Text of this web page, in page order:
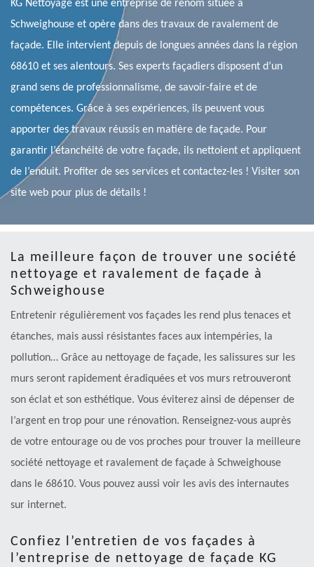
KG Nettoyage est une entreprise de renom située à
Schweighouse et opère dans des travaux de ravalement de
façade. Elle intervient depuis de longues années dans la région
68610 et ses alentours. Ses experts façadiers disposent d’un
grand sens de professionnalisme, de savoir-faire et de
compétences. Grâce à ses expériences, ils peuvent vous
apporter des travaux réussis en matière de façade. Pour
garantir l’étanchéité de votre façade, ils nettoient et appliquent
de l’enduit. Profiter de ses services et contactez-les ! Visiter son
site web pour plus de détails !
La meilleure façon de trouver une société
nettoyage et ravalement de façade à
Schweighouse
Entretenir régulièrement vos façades les rend plus tenaces et
étanches, mais aussi résistantes faces aux intempéries, la
pollution… Grâce au nettoyage de façade, les salissures sur les
murs seront rapidement éradiquées et vos murs retrouveront
son éclat et son esthétique. Vous éviterez ainsi de dépenser de
l’argent en trop pour une rénovation. Renseignez-vous auprès
de votre entourage ou de vos proches pour trouver la meilleure
société nettoyage et ravalement de façade à Schweighouse
dans le 68610. Vous pouvez aussi voir les avis des internautes
sur internet.
Confiez l’entretien de vos façades à
l’entreprise de nettoyage de façade KG